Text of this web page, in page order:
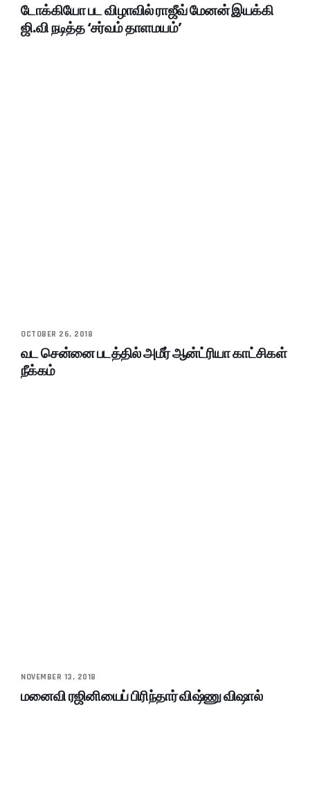
டோக்கியோ பட விழாவில் ராஜீவ் மேனன் இயக்கி
ஜி.வி நடித்த ‘சர்வம் தாளமயம்’
OCTOBER 26, 2018
வட சென்னை படத்தில் அமீர் ஆன்ட்ரியா காட்சிகள்
நீக்கம்
NOVEMBER 13, 2018
மனைவி ரஜினியைப் பிரிந்தார் விஷ்ணு விஷால்